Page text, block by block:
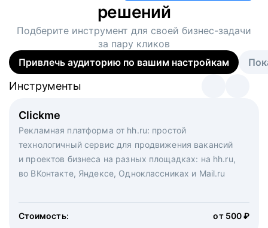
решений
Подберите инструмент для своей бизнес-задачи
за пару кликов
Привлечь аудиторию по вашим настройкам
Clickme
Рекламная платформа от hh.ru: простой
технологичный сервис для продвижения вакансий
и проектов бизнеса на разных площадках: на hh.ru,
во ВКонтакте, Яндексе, Одноклассниках и Mail.ru
Стоимость: от 500 ₽
Инструменты
Вакансия дня
Рекламный формат для вакансий на главной странице
hh.ru. Увеличивает количество откликов
Инструменты
Массовый подбор под ключ. Решите, сколько
кандидатов и когда вам нужно, и за дело возьмутся
маркетологи, рекрутеры и проектные менеджеры
hh.ru с целым набором digital-инструментов
Инструменты